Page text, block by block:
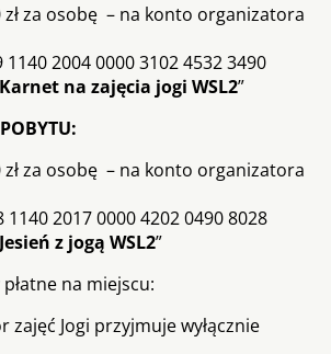
zł za osobę – na konto organizatora
1140 2004 0000 3102 4532 3490
Karnet na zajęcia jogi WSL2”
zł za osobę – na konto organizatora
2017 0000 4202 0490 8028
Jesień z jogą WSL2”
na miejscu:
zajęć Jogi przyjmuje wyłącznie